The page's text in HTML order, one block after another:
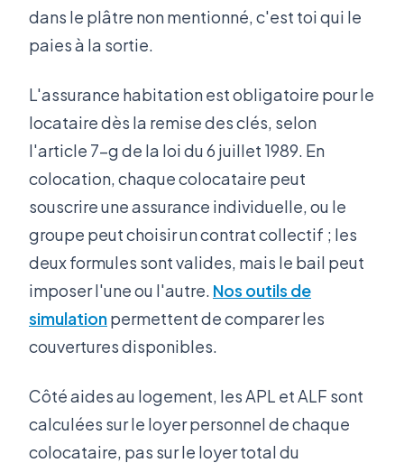
dans le plâtre non mentionné, c'est toi qui le
paies à la sortie.
L'assurance habitation est obligatoire pour le
locataire dès la remise des clés, selon
l'article 7-g de la loi du 6 juillet 1989. En
colocation, chaque colocataire peut
souscrire une assurance individuelle, ou le
groupe peut choisir un contrat collectif ; les
deux formules sont valides, mais le bail peut
imposer l'une ou l'autre. Nos outils de
simulationpermettent de comparer les
couvertures disponibles.
Côté aides au logement, les APL et ALF sont
calculées sur le loyer personnel de chaque
colocataire, pas sur le loyer total du